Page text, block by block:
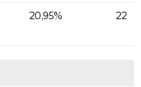
20,95% 22